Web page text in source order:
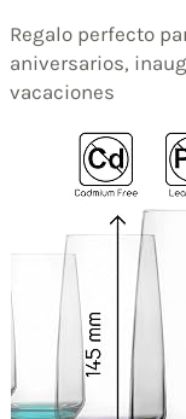
Regalo perfecto
aniversarios,
vacaciones